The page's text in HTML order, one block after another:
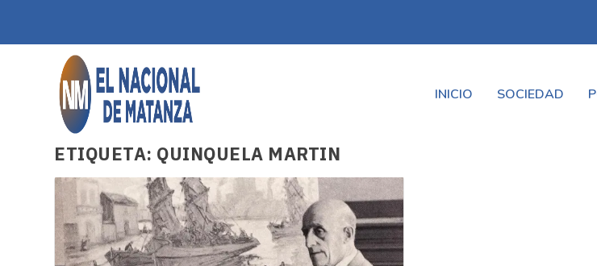
INICIO SOCIEDAD
ETIQUETA: QUINQUELA MARTIN